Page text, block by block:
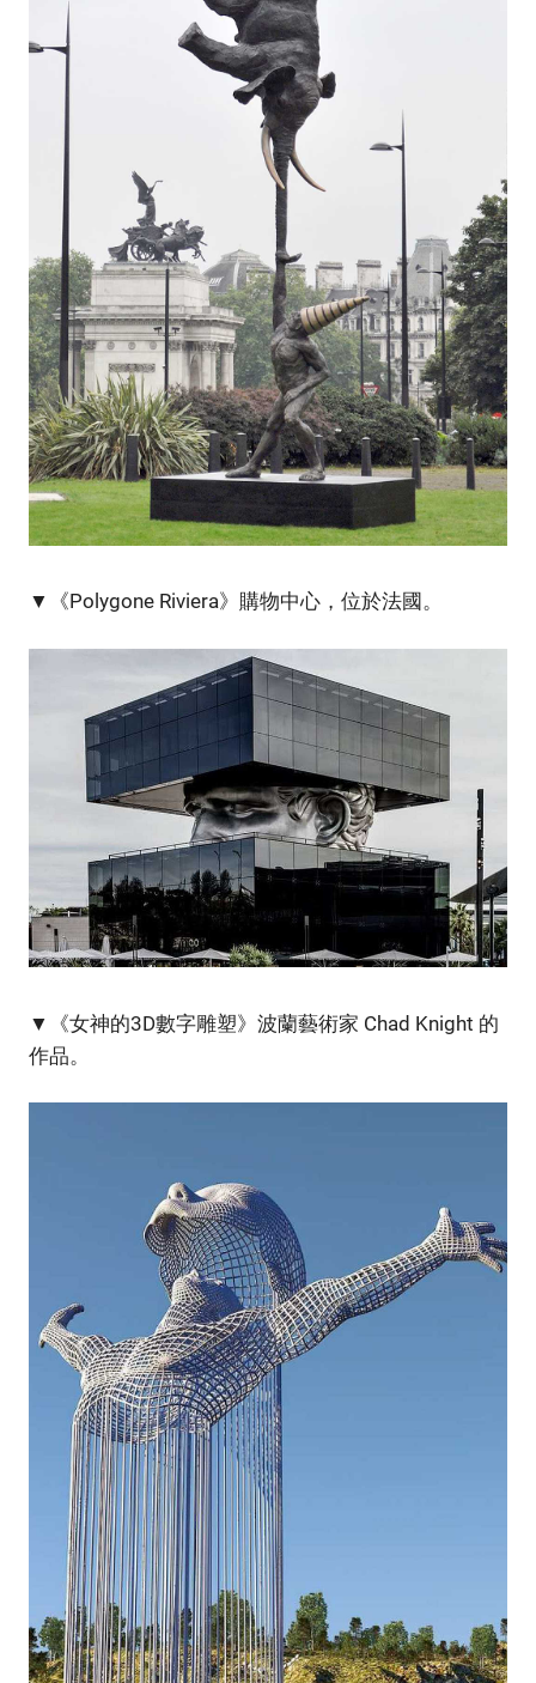
▼《Polygone Riviera》購物中心，位於法國。
▼《女神的3D數字雕塑》波蘭藝術家 Chad Knight 的
作品。